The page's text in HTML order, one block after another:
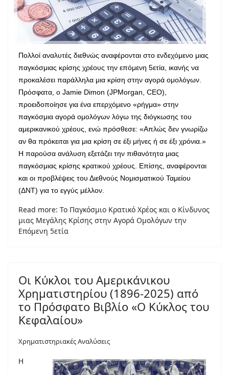
Πολλοί αναλυτές διεθνώς αναφέρονται στο ενδεχόμενο μιας
παγκόσμιας κρίσης χρέους την επόμενη 5ετία, ικανής να
προκαλέσει παράλληλα μια κρίση στην αγορά ομολόγων.
Πρόσφατα, ο Jamie Dimon (JPMorgan CEO),
προειδοποίησε για ένα επερχόμενο «ρήγμα» στην
παγκόσμια αγορά ομολόγων λόγω της διόγκωσης του
αμερικανικού χρέους, ενώ πρόσθεσε: «Απλώς δεν γνωρίζω
αν θα πρόκειται για μια κρίση σε έξι μήνες ή σε έξι χρόνια.»
Η παρούσα ανάλυση εξετάζει την πιθανότητα μιας
παγκόσμιας κρίσης κρατικού χρέους. Επίσης, αναφέρονται
και οι προβλέψεις του Διεθνούς Νομισματικού Ταμείου
(ΔΝΤ) για το εγγύς μέλλον.
Read more: Το Παγκόσμιο Κρατικό Χρέος και ο Κίνδυνος
μιας Μεγάλης Κρίσης στην Αγορά Ομολόγων την
Επόμενη 5ετία
Οι Κύκλοι του Αμερικάνικου
Χρηματιστηρίου (1896-2025) από
το Πρόσφατο Βιβλίο «Ο Κύκλος του
Κεφαλαίου»
Χρηματιστηριακές Αναλύσεις
Η